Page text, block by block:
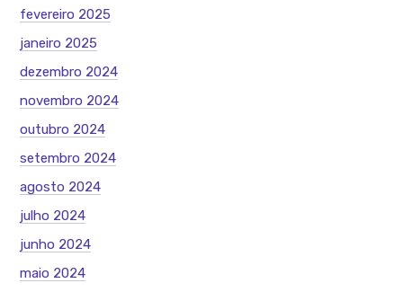
fevereiro 2025
janeiro 2025
dezembro 2024
novembro 2024
outubro 2024
setembro 2024
agosto 2024
julho 2024
junho 2024
maio 2024